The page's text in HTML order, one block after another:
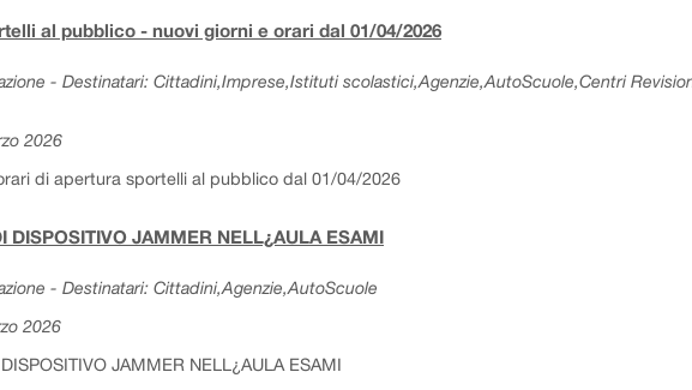
al pubblico - nuovi giorni e orari dal 01/04/2026
- Destinatari: Cittadini,Imprese,Istituti scolastici,Agenzie,AutoScuole,Centri
2026
di apertura sportelli al pubblico dal 01/04/2026
DISPOSITIVO JAMMER NELL¿AULA ESAMI
- Destinatari: Cittadini,Agenzie,AutoScuole
2026
JAMMER NELL¿AULA ESAMI